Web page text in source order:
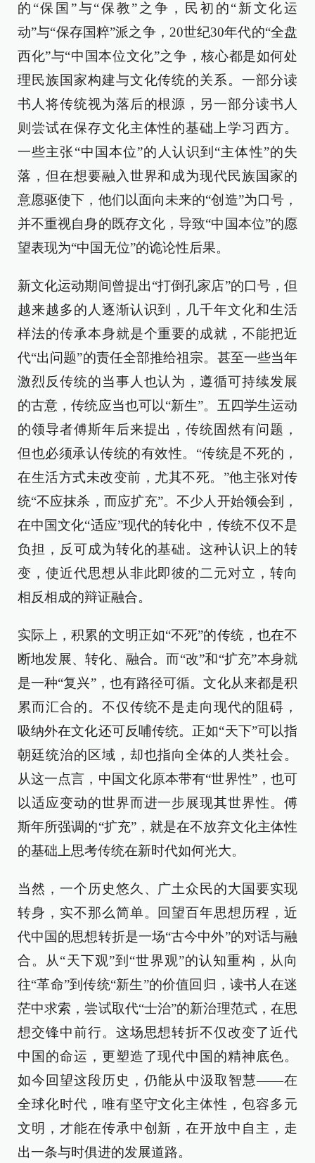
的“保国”与“保教”之争，民初的“新文化运
动”与“保存国粹”派之争，20世纪30年代的“全盘
西化”与“中国本位文化”之争，核心都是如何处
理民族国家构建与文化传统的关系。一部分读
书人将传统视为落后的根源，另一部分读书人
则尝试在保存文化主体性的基础上学习西方。
一些主张“中国本位”的人认识到“主体性”的失
落，但在想要融入世界和成为现代民族国家的
意愿驱使下，他们以面向未来的“创造”为口号，
并不重视自身的既存文化，导致“中国本位”的愿
望表现为“中国无位”的诡论性后果。
新文化运动期间曾提出“打倒孔家店”的口号，但
越来越多的人逐渐认识到，几千年文化和生活
样法的传承本身就是个重要的成就，不能把近
代“出问题”的责任全部推给祖宗。甚至一些当年
激烈反传统的当事人也认为，遵循可持续发展
的古意，传统应当也可以“新生”。五四学生运动
的领导者傅斯年后来提出，传统固然有问题，
但也必须承认传统的有效性。“传统是不死的，
在生活方式未改变前，尤其不死。”他主张对传
统“不应抹杀，而应扩充”。不少人开始领会到，
在中国文化“适应”现代的转化中，传统不仅不是
负担，反可成为转化的基础。这种认识上的转
变，使近代思想从非此即彼的二元对立，转向
相反相成的辩证融合。
实际上，积累的文明正如“不死”的传统，也在不
断地发展、转化、融合。而“改”和“扩充”本身就
是一种“复兴”，也有路径可循。文化从来都是积
累而汇合的。不仅传统不是走向现代的阻碍，
吸纳外在文化还可反哺传统。正如“天下”可以指
朝廷统治的区域，却也指向全体的人类社会。
从这一点言，中国文化原本带有“世界性”，也可
以适应变动的世界而进一步展现其世界性。傅
斯年所强调的“扩充”，就是在不放弃文化主体性
的基础上思考传统在新时代如何光大。
当然，一个历史悠久、广土众民的大国要实现
转身，实不那么简单。回望百年思想历程，近
代中国的思想转折是一场“古今中外”的对话与融
合。从“天下观”到“世界观”的认知重构，从向
往“革命”到传统“新生”的价值回归，读书人在迷
茫中求索，尝试取代“士治”的新治理范式，在思
想交锋中前行。这场思想转折不仅改变了近代
中国的命运，更塑造了现代中国的精神底色。
如今回望这段历史，仍能从中汲取智慧——在
全球化时代，唯有坚守文化主体性，包容多元
文明，才能在传承中创新，在开放中自主，走
出一条与时俱进的发展道路。